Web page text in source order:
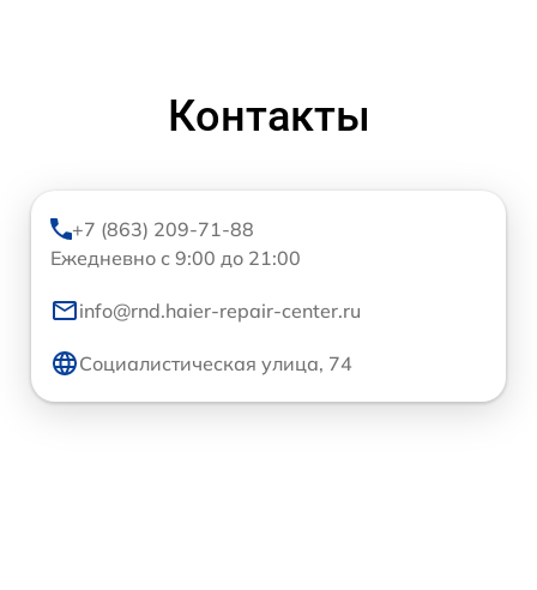
Контакты
+7 (863) 209-71-88
Ежедневно с 9:00 до 21:00
info@rnd.haier-repair-center.ru
Социалистическая улица, 74